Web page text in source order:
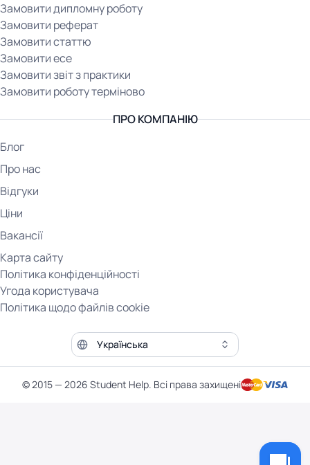
Замовити дипломну роботу
Замовити реферат
Замовити статтю
Замовити есе
Замовити звіт з практики
Замовити роботу терміново
ПРО КОМПАНІЮ
Блог
Про нас
Відгуки
Ціни
Вакансії
Карта сайту
Політика конфіденційності
Угода користувача
Політика щодо файлів cookie
Мова сайту
© 2015 — 2026 Student Help. Всі права захищені